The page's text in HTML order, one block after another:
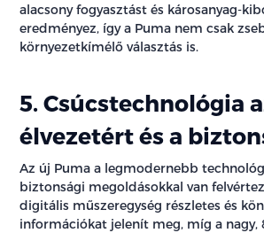
alacsony fogyasztást és károsanyag-
eredményez, így a Puma nem csak
környezetkímélő választás is.
5. Csúcstechnológia
élvezetért és a
Az új Puma a legmodernebb
biztonsági megoldásokkal van
digitális műszeregység részletes és
információkat jelenít meg, míg a nagy,